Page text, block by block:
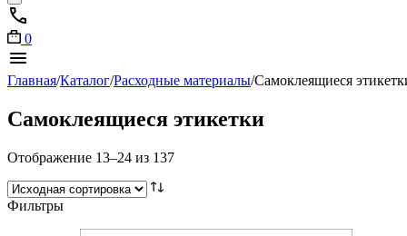
0
Главная/Каталог/Расходные материалы/Самоклеящиеся
Самоклеящиеся этикетки
Отображение 13–24 из 137
Фильтры